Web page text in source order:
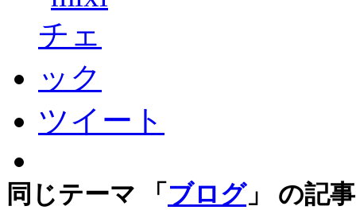
ツイート
同じテーマ 「 ブログ」 の記事